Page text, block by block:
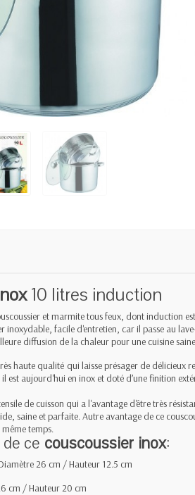
10 litres induction
et marmite tous feux, dont induction
inoxydable, facile d'entretien, car il passe au
diffusion de la chaleur pour une cuisine
haute qualité qui laisse présager de délicieux
est aujourd'hui en inox et doté d’une finition
de cuisson qui a l'avantage d'être très
saine et parfaite. Autre avantage de ce
même temps.
ce couscoussier inox:
26 cm / Hauteur 12.5 cm
cm / Hauteur 20 cm